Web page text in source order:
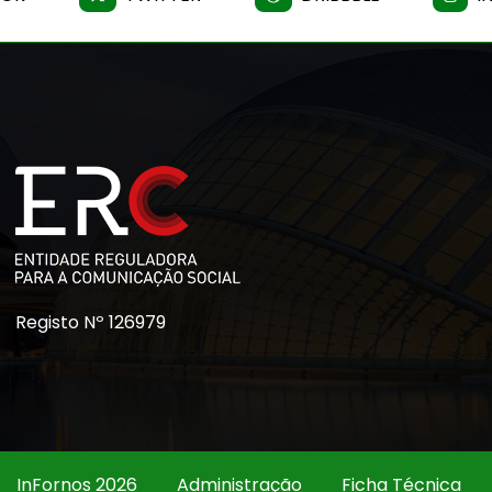
Registo Nº 126979
InFornos 2026 Administração Ficha Técnica